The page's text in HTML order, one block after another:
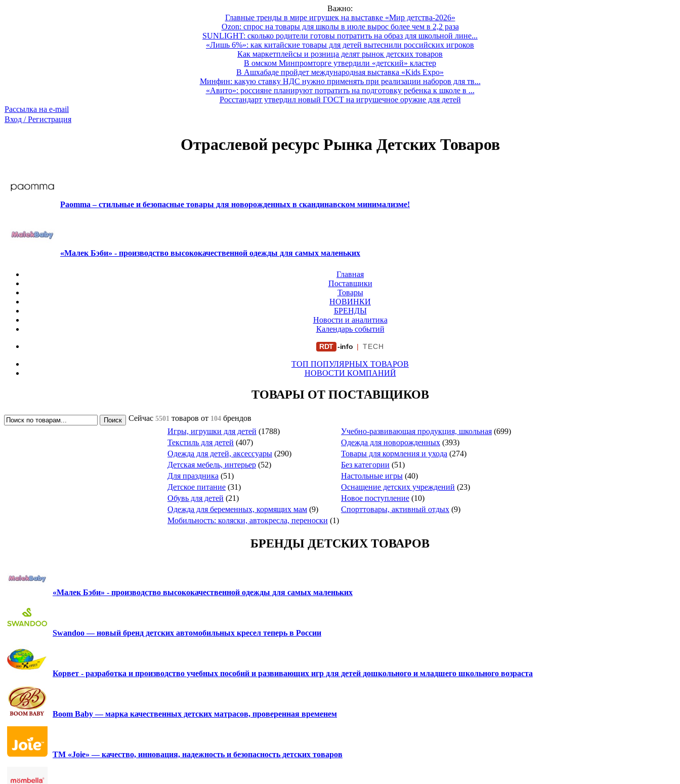
Важно:
Главные тренды в мире игрушек на выставке «Мир детства-2026»
Ozon: спрос на товары для школы в июле вырос более чем в 2,2 раза
SUNLIGHT: сколько родители готовы потратить на образ для школьной лине...
«Лишь 6%»: как китайские товары для детей вытеснили российских игроков
Как маркетплейсы и розница делят рынок детских товаров
В омском Минпромторге утвердили «детский» кластер
В Ашхабаде пройдет международная выставка «Kids Expo»
Минфин: какую ставку НДС нужно применять при реализации наборов для тв...
«Авито»: россияне планируют потратить на подготовку ребенка к школе в ...
Росстандарт утвердил новый ГОСТ на игрушечное оружие для детей
Рассылка на e-mail
Вход / Регистрация
Отраслевой ресурс Рынка Детских Товаров
Paomma – стильные и безопасные товары для новорожденных в скандинавском минимализме!
«Малек Бэби» - производство высококачественной одежды для самых маленьких
Главная
Поставщики
Товары
НОВИНКИ
БРЕНДЫ
Новости и аналитика
Календарь событий
RDT -info | TECH
ТОП ПОПУЛЯРНЫХ ТОВАРОВ
НОВОСТИ КОМПАНИЙ
ТОВАРЫ ОТ ПОСТАВЩИКОВ
Сейчас 5501 товаров от 104 брендов
Игры, игрушки для детей (1788) Учебно-развивающая продукция, школьная (699)
Текстиль для детей (407) Одежда для новорожденных (393)
Одежда для детей, аксессуары (290) Товары для кормления и ухода (274)
Детская мебель, интерьер (52) Без категории (51)
Для праздника (51) Настольные игры (40)
Детское питание (31) Оснащение детских учреждений (23)
Обувь для детей (21) Новое поступление (10)
Одежда для беременных, кормящих мам (9) Спорттовары, активный отдых (9)
Мобильность: коляски, автокресла, переноски (1)
БРЕНДЫ ДЕТСКИХ ТОВАРОВ
«Малек Бэби» - производство высококачественной одежды для самых маленьких
Swandoo — новый бренд детских автомобильных кресел теперь в России
Корвет - разработка и производство учебных пособий и развивающих игр для детей дошкольного и младшего школьного возраста
Boom Baby — марка качественных детских матрасов, проверенная временем
ТМ «Joie» — качество, инновация, надежность и безопасность детских товаров